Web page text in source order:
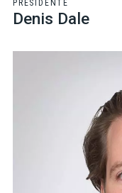
PRESIDENTE
Denis Dale